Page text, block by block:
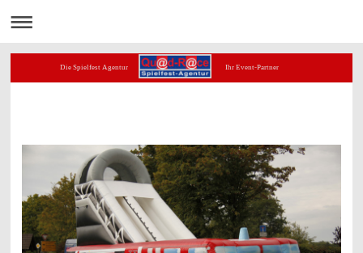
Die Spielfest Agentur Ihr Event-Partner